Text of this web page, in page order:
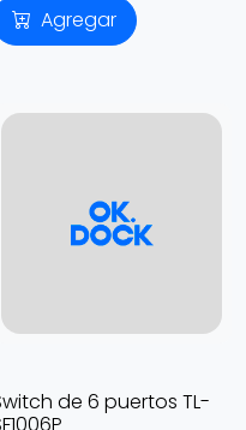
Agregar
de 6 puertos TL-